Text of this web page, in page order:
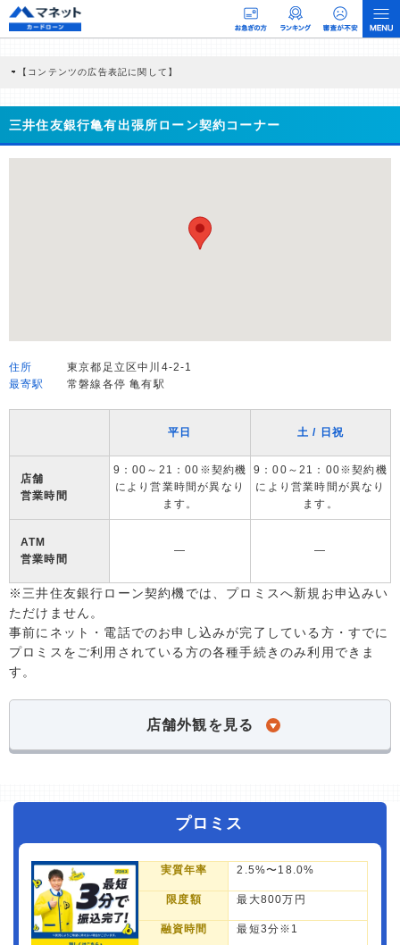
【コンテンツの広告表記に関して】
商品を根拠なくPRするものではなく、当編集部の調査／ユーザーへの口コミ収集な
どに基づき、公平性を担保した情報提供を行っています。
>提携企業一覧
三井住友銀行亀有出張所ローン契約コーナー
住所
東京都足立区中川4-2-1
最寄駅
常磐線各停 亀有駅
平日 土 / 日祝
店舗
営業時間
9：00～21：00※契約機
により営業時間が異なり
ます。
9：00～21：00※契約機
により営業時間が異なり
ます。
ATM
営業時間
― ―
※三井住友銀行ローン契約機では、プロミスへ新規お申込みい
ただけません。
事前にネット・電話でのお申し込みが完了している方・すでに
プロミスをご利用されている方の各種手続きのみ利用できま
す。
店舗外観を見る
プロミス
実質年率 2.5%〜18.0%
限度額 最大800万円
融資時間 最短3分※1